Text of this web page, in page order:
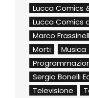
Lucca Comics
Lucca Comics
Marco
Morti
Musica
Sergio Bonelli
Televisione